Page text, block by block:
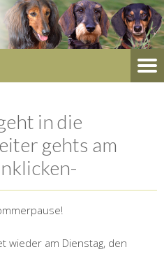
in die
gehts am
wieder am Dienstag, den